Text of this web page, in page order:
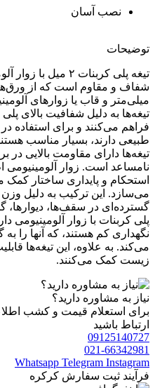
نصب آسان
توضیحات
تیغه پلی کربنات ۲
میلی‌متر و قاب یا زوارهای
تیغه‌ها به دلیل شفافیت بالای
فراهم می‌کنند و برای استفاده
طبیعی دارند، بسیار مناسب
تیغه‌ها دارای مقاومت بالایی در
نامساعد است. زوار
استحکام و پایداری ساختار کمک
می‌سازد. این ترکیب به دلیل
گسترده‌ای در سقف‌ها، دیوارها،
پلی کربنات با زوار آلومینیومی
نگهداری کم هستند، که آنها را به
می‌کند. به علاوه، این تیغه‌ها
زیست کمک می‌کنند.
نیاز به مشاوره دارید؟
برای استعلام قیمت و کشب
ارتباط باشید
09125140727
021-66342981
Whatsapp Telegram Instagram
فرآیند ثبت سفارش کرکره